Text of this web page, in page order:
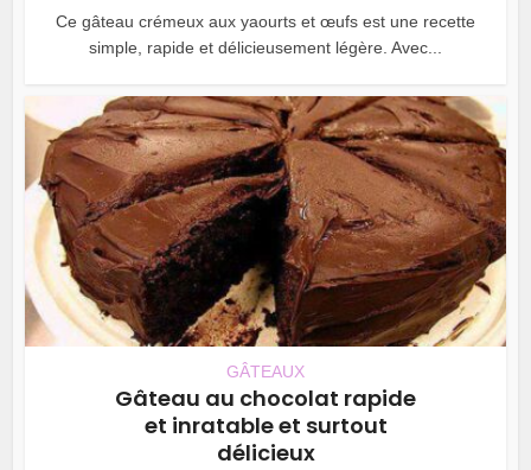
Ce gâteau crémeux aux yaourts et œufs est une recette
simple, rapide et délicieusement légère. Avec...
GÂTEAUX
Gâteau au chocolat rapide
et inratable et surtout
délicieux